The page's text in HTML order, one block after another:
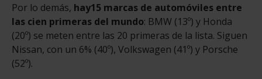
Por lo demás, hay15 marcas de automóviles entre
las cien primeras del mundo: BMW (13º) y Honda
(20º) se meten entre las 20 primeras de la lista. Siguen
Nissan, con un 6% (40º), Volkswagen (41º) y Porsche
(52º).